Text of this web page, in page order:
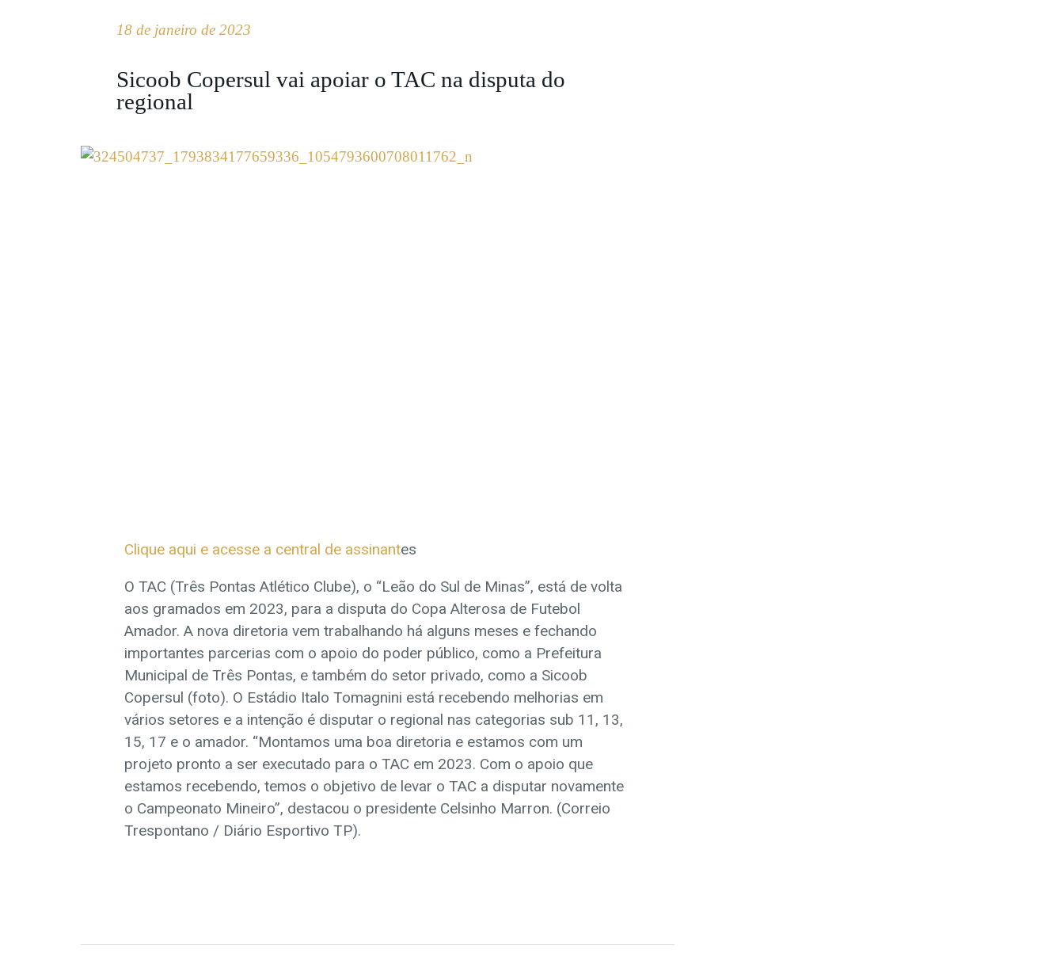
18 de janeiro de 2023
Sicoob Copersul vai apoiar o TAC na disputa do
regional
Clique aqui e acesse a central de assinantes
O TAC (Três Pontas Atlético Clube), o “Leão do Sul de Minas”, está de volta
aos gramados em 2023, para a disputa do Copa Alterosa de Futebol
Amador. A nova diretoria vem trabalhando há alguns meses e fechando
importantes parcerias com o apoio do poder público, como a Prefeitura
Municipal de Três Pontas, e também do setor privado, como a Sicoob
Copersul (foto). O Estádio Italo Tomagnini está recebendo melhorias em
vários setores e a intenção é disputar o regional nas categorias sub 11, 13,
15, 17 e o amador. “Montamos uma boa diretoria e estamos com um
projeto pronto a ser executado para o TAC em 2023. Com o apoio que
estamos recebendo, temos o objetivo de levar o TAC a disputar novamente
o Campeonato Mineiro”, destacou o presidente Celsinho Marron. (Correio
Trespontano / Diário Esportivo TP).